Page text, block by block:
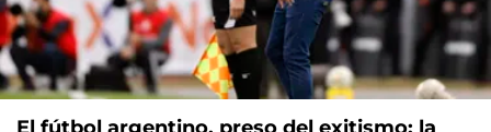
El fútbol argentino, preso del exitismo: la